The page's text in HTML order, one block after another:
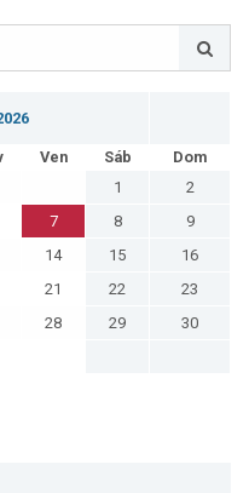
Ven Sáb
Dom
1
2
7 8
9
14 15
16
21 22
23
28 29
30